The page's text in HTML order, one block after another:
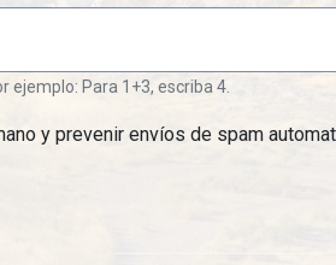
Para 1+3, escriba 4.
y prevenir envíos de spam